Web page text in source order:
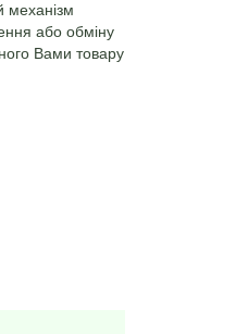
механізм
або обміну
Вами товару